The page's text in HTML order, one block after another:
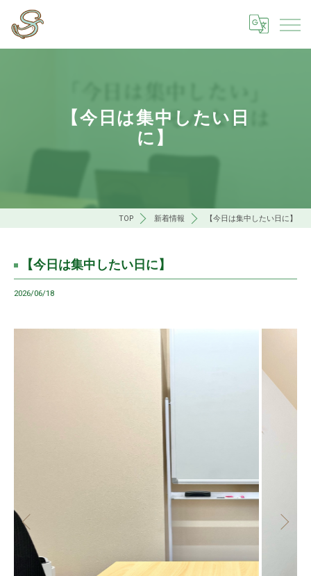
【今日は集中したい日
に】
TOP 新着情報 【今日は集中したい日に】
【今日は集中したい日に】
2026/06/18